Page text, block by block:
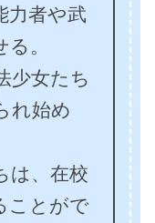
力者や武
。
少女たち
れ始め
は、在校
ことがで